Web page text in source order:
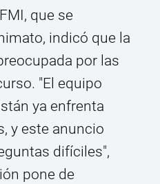
que se
indicó que la
por las
"El equipo
ya enfrenta
y este anuncio
difíciles",
pone de